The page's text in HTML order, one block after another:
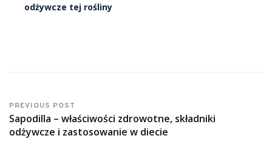
odżywcze tej rośliny
PREVIOUS POST
Sapodilla – właściwości zdrowotne, składniki
odżywcze i zastosowanie w diecie